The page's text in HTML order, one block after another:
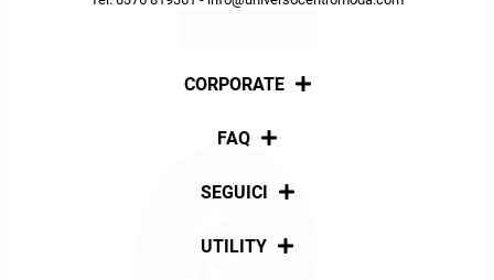
CORPORATE
Chi siamo
FAQ
Pagamenti
SEGUICI
Social
UTILITY